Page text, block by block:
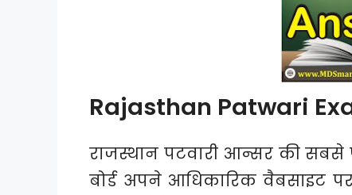
Rajasthan Patwari
राजस्थान पटवारी आन्सर की सबसे
बोर्ड अपने आधिकारिक वैबसाइट